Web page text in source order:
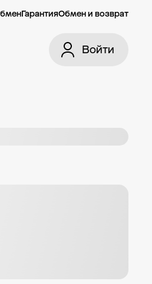
ГарантияОбмен и возврат
Войти